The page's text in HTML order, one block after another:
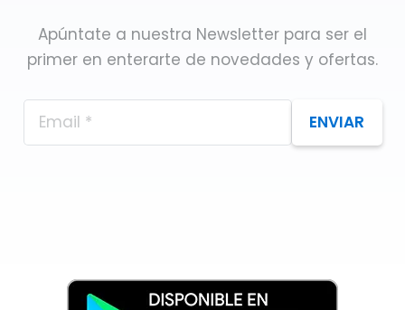
Apúntate a nuestra Newsletter para ser el
primer en enterarte de novedades y ofertas.
ENVIAR